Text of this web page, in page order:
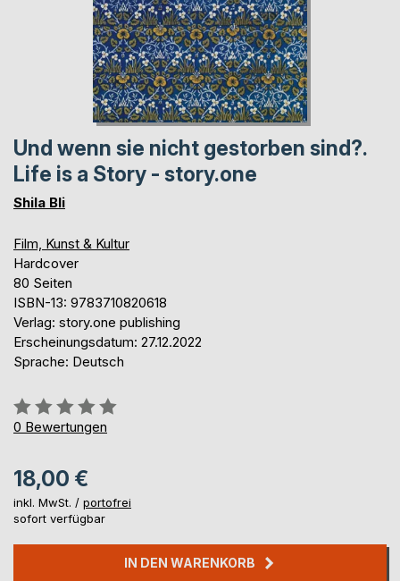
Und wenn sie nicht gestorben sind?.
Life is a Story - story.one
Shila Bli
Film, Kunst & Kultur
Hardcover
80 Seiten
ISBN-13: 9783710820618
Verlag: story.one publishing
Erscheinungsdatum: 27.12.2022
Sprache: Deutsch
Bewertung::
0%
0 Bewertungen
18,00 €
inkl. MwSt. / portofrei
sofort verfügbar
IN DEN WARENKORB